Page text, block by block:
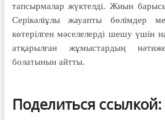
тапсырмалар жүктелді. Жиын
Серікәліұлы жауапты бөлімдер
көтерілген мәселелерді шешу үшін
атқарылған жұмыстардың
болатынын айтты.
Поделиться ссылкой: